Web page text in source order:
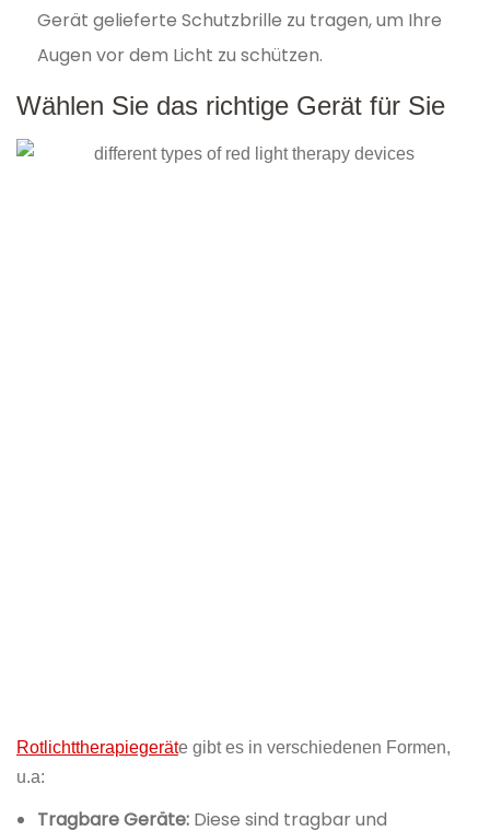
Gerät gelieferte Schutzbrille zu tragen, um Ihre
Augen vor dem Licht zu schützen.
Wählen Sie das richtige Gerät für Sie
Rotlichttherapiegeräte gibt es in verschiedenen Formen,
u.a:
Tragbare Geräte: Diese sind tragbar und